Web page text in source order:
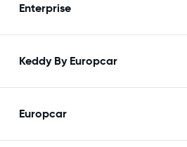
Enterprise
Keddy By Europcar
Europcar